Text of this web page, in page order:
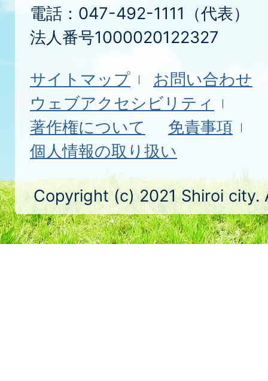
電話：047-492-1111（代表）
法人番号1000020122327
サイトマップ
お問い合わせ
ウェブアクセシビリティ
著作権について
免責事項
個人情報の取り扱い
Copyright (c) 2021 Shiroi city.